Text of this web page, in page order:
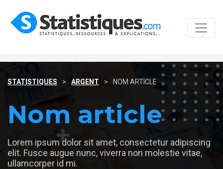
STATISTIQUES > ARGENT > NOM ARTICLE
Nom article
Lorem ipsum dolor sit amet, consectetur adipiscing
elit. Fusce augue nunc, viverra non molestie vitae,
ullamcorper id mi.